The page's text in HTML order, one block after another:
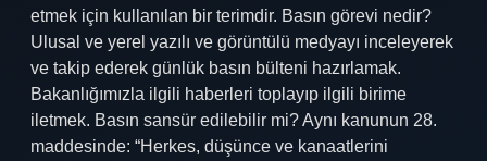
etmek için kullanılan bir terimdir. Basın görevi nedir?
Ulusal ve yerel yazılı ve görüntülü medyayı inceleyerek
ve takip ederek günlük basın bülteni hazırlamak.
Bakanlığımızla ilgili haberleri toplayıp ilgili birime
iletmek. Basın sansür edilebilir mi? Aynı kanunun 28.
maddesinde: “Herkes, düşünce ve kanaatlerini